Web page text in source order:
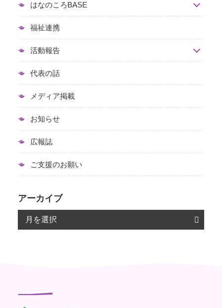
はなのころBASE
福祉連携
活動報告
代表の話
メディア掲載
お知らせ
広報誌
ご支援のお願い
アーカイブ